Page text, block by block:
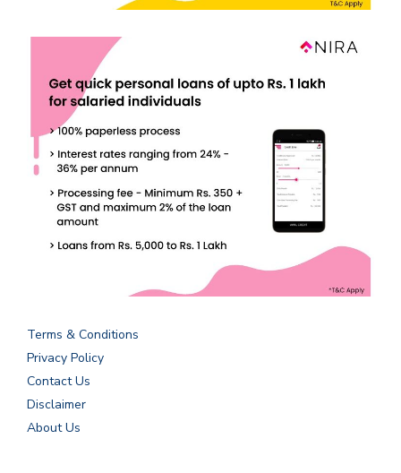
Terms & Conditions
Privacy Policy
Contact Us
Disclaimer
About Us